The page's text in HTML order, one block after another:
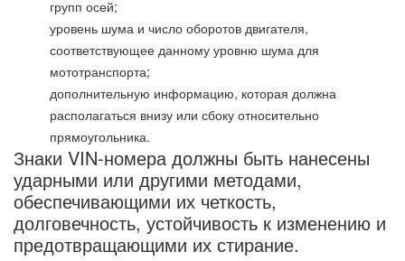
групп осей;
уровень шума и число оборотов двигателя,
соответствующее данному уровню шума для
мототранспорта;
дополнительную информацию, которая должна
располагаться внизу или сбоку относительно
прямоугольника.
Знаки VIN-номера должны быть нанесены
ударными или другими методами,
обеспечивающими их четкость,
долговечность, устойчивость к изменению и
предотвращающими их стирание.